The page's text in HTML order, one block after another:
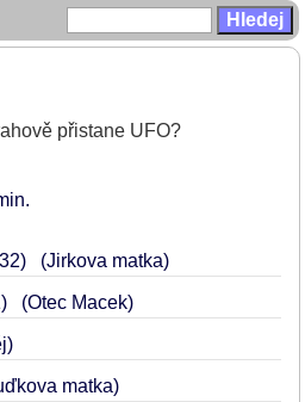
přistane UFO?
32 (Jirkova matka)
(Otec Macek)
matka)